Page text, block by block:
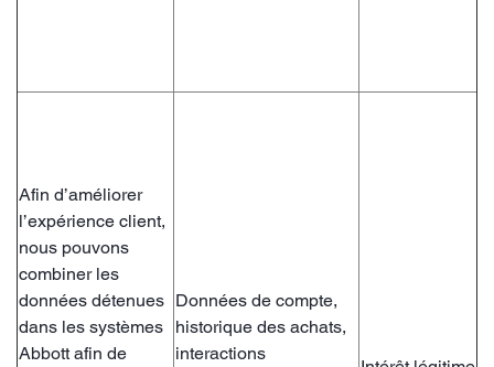
Afin d’améliorer
l’expérience client,
nous pouvons
combiner les
données détenues
dans les systèmes
Abbott afin de
Données de compte,
historique des achats,
interactions